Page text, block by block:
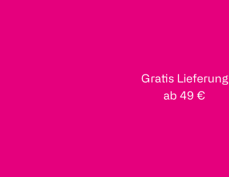
Gratis Lieferung
ab 49 €